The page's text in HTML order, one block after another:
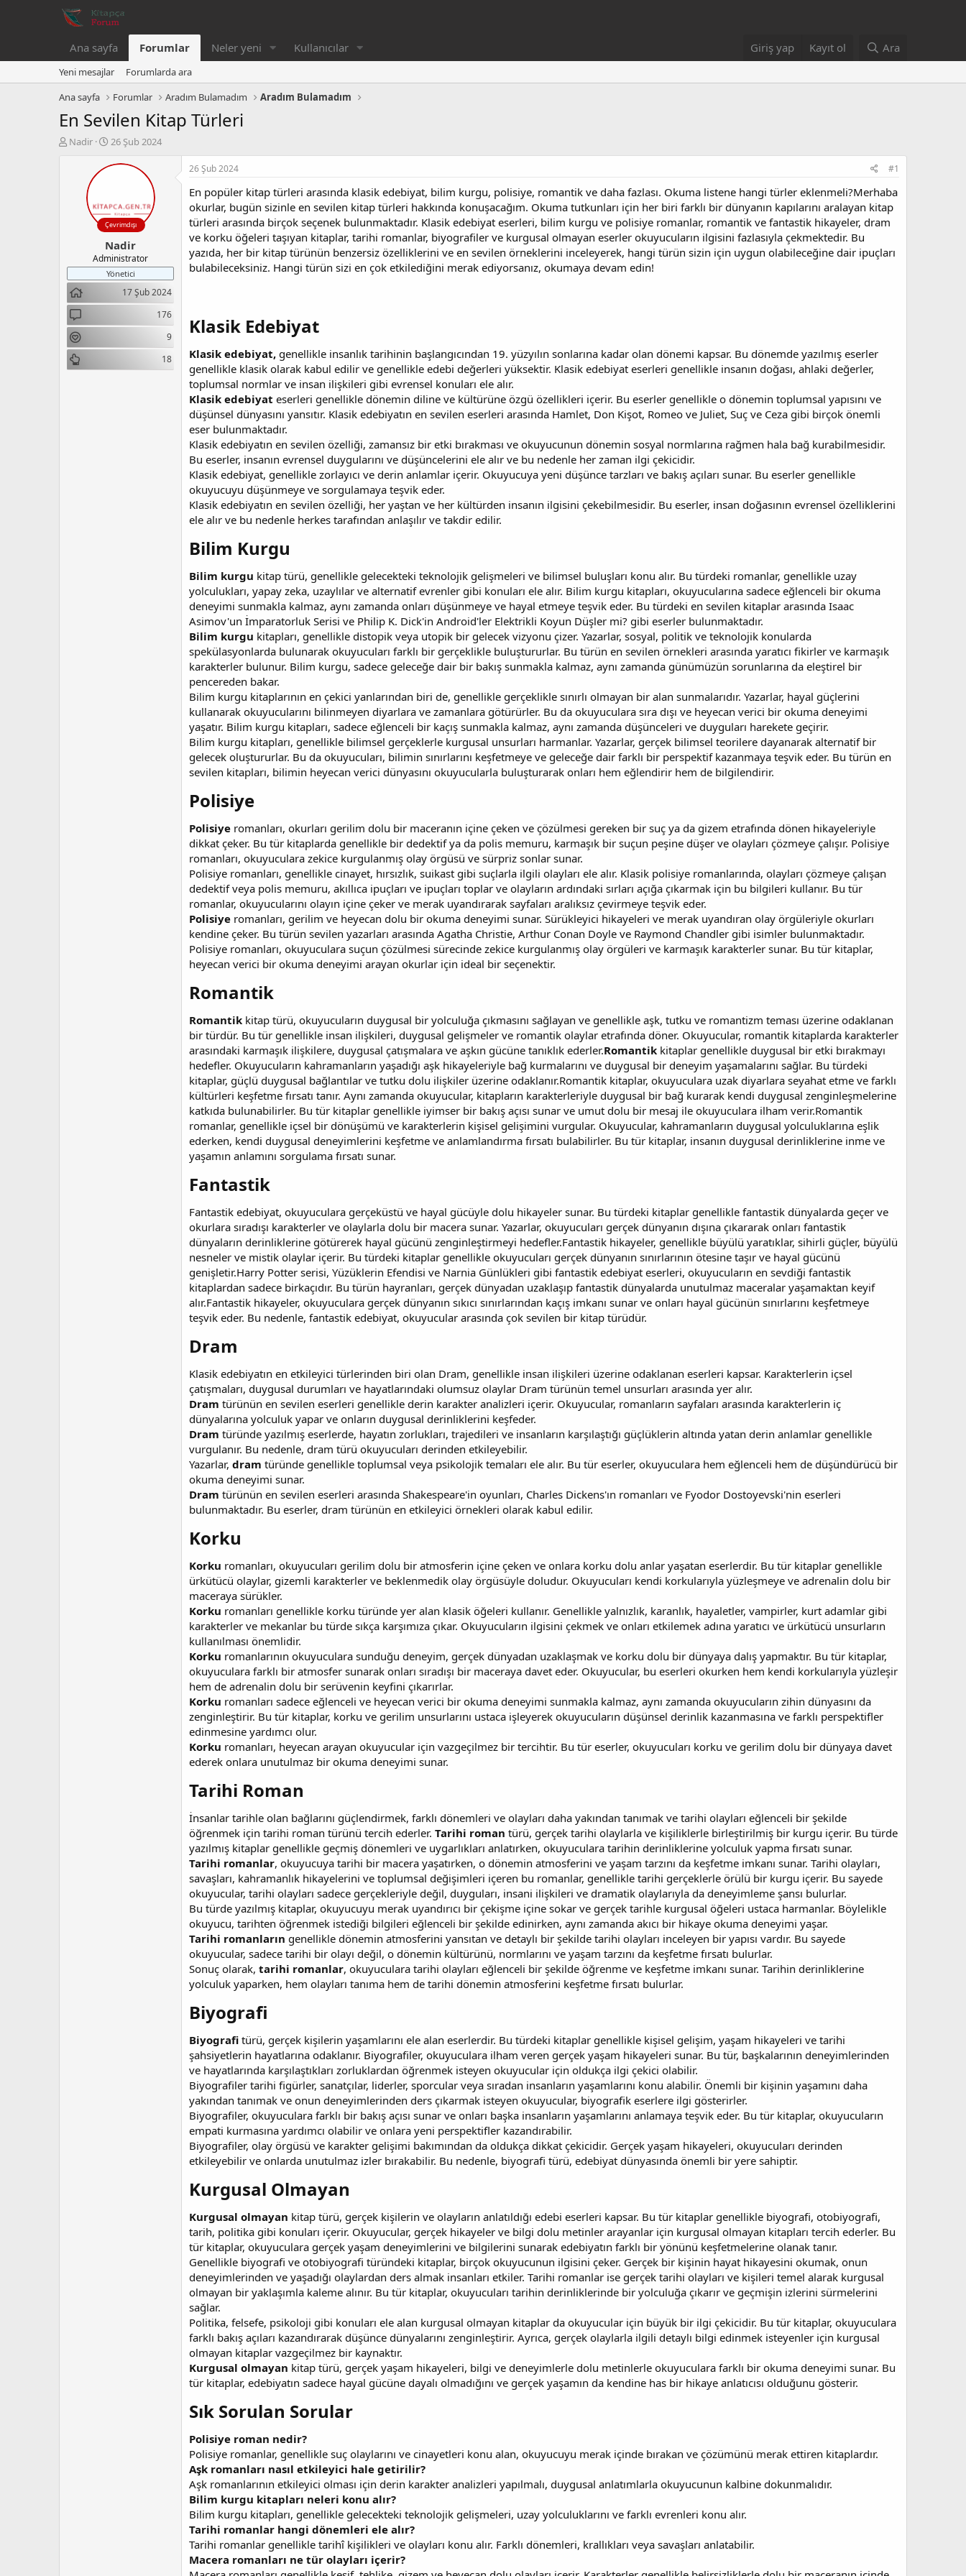
Ana sayfa Forumlar Neler yeni Kullanıcılar Giriş yap Kayıt ol Ara
Yeni mesajlar
Forumlarda ara
Ana sayfa
Forumlar Aradım Bulamadım Aradım Bulamadım
En Sevilen Kitap Türleri
K
l
a
t
a
n
Nadir
B
ş
n
g
ı
ç
t
a
r
h
i
26 Şub 2024
Çevrimdışı
Nadir
Administrator
Yönetici
17 Şub 2024
176
9
18
26 Şub 2024 #1
En popüler kitap türleri arasında klasik edebiyat, bilim kurgu, polisiye, romantik ve daha fazlası. Okuma listene hangi türler eklenmeli?Merhaba
okurlar, bugün sizinle en sevilen kitap türleri hakkında konuşacağım. Okuma tutkunları için her biri farklı bir dünyanın kapılarını aralayan kitap
türleri arasında birçok seçenek bulunmaktadır. Klasik edebiyat eserleri, bilim kurgu ve polisiye romanlar, romantik ve fantastik hikayeler, dram
ve korku öğeleri taşıyan kitaplar, tarihi romanlar, biyografiler ve kurgusal olmayan eserler okuyucuların ilgisini fazlasıyla çekmektedir. Bu
yazıda, her bir kitap türünün benzersiz özelliklerini ve en sevilen örneklerini inceleyerek, hangi türün sizin için uygun olabileceğine dair ipuçları
bulabileceksiniz. Hangi türün sizi en çok etkilediğini merak ediyorsanız, okumaya devam edin!
Klasik Edebiyat​
Klasik edebiyat, genellikle insanlık tarihinin başlangıcından 19. yüzyılın sonlarına kadar olan dönemi kapsar. Bu dönemde yazılmış eserler
genellikle klasik olarak kabul edilir ve genellikle edebi değerleri yüksektir. Klasik edebiyat eserleri genellikle insanın doğası, ahlaki değerler,
toplumsal normlar ve insan ilişkileri gibi evrensel konuları ele alır.
Klasik edebiyat eserleri genellikle dönemin diline ve kültürüne özgü özellikleri içerir. Bu eserler genellikle o dönemin toplumsal yapısını ve
düşünsel dünyasını yansıtır. Klasik edebiyatın en sevilen eserleri arasında Hamlet, Don Kişot, Romeo ve Juliet, Suç ve Ceza gibi birçok önemli
eser bulunmaktadır.
Klasik edebiyatın en sevilen özelliği, zamansız bir etki bırakması ve okuyucunun dönemin sosyal normlarına rağmen hala bağ kurabilmesidir.
Bu eserler, insanın evrensel duygularını ve düşüncelerini ele alır ve bu nedenle her zaman ilgi çekicidir.
Klasik edebiyat, genellikle zorlayıcı ve derin anlamlar içerir. Okuyucuya yeni düşünce tarzları ve bakış açıları sunar. Bu eserler genellikle
okuyucuyu düşünmeye ve sorgulamaya teşvik eder.
Klasik edebiyatın en sevilen özelliği, her yaştan ve her kültürden insanın ilgisini çekebilmesidir. Bu eserler, insan doğasının evrensel özelliklerini
ele alır ve bu nedenle herkes tarafından anlaşılır ve takdir edilir.
Bilim Kurgu​
Bilim kurgu kitap türü, genellikle gelecekteki teknolojik gelişmeleri ve bilimsel buluşları konu alır. Bu türdeki romanlar, genellikle uzay
yolculukları, yapay zeka, uzaylılar ve alternatif evrenler gibi konuları ele alır. Bilim kurgu kitapları, okuyucularına sadece eğlenceli bir okuma
deneyimi sunmakla kalmaz, aynı zamanda onları düşünmeye ve hayal etmeye teşvik eder. Bu türdeki en sevilen kitaplar arasında Isaac
Asimov'un İmparatorluk Serisi ve Philip K. Dick'in Android'ler Elektrikli Koyun Düşler mi? gibi eserler bulunmaktadır.
Bilim kurgu kitapları, genellikle distopik veya utopik bir gelecek vizyonu çizer. Yazarlar, sosyal, politik ve teknolojik konularda
spekülasyonlarda bulunarak okuyucuları farklı bir gerçeklikle buluştururlar. Bu türün en sevilen örnekleri arasında yaratıcı fikirler ve karmaşık
karakterler bulunur. Bilim kurgu, sadece geleceğe dair bir bakış sunmakla kalmaz, aynı zamanda günümüzün sorunlarına da eleştirel bir
pencereden bakar.
Bilim kurgu kitaplarının en çekici yanlarından biri de, genellikle gerçeklikle sınırlı olmayan bir alan sunmalarıdır. Yazarlar, hayal güçlerini
kullanarak okuyucularını bilinmeyen diyarlara ve zamanlara götürürler. Bu da okuyuculara sıra dışı ve heyecan verici bir okuma deneyimi
yaşatır. Bilim kurgu kitapları, sadece eğlenceli bir kaçış sunmakla kalmaz, aynı zamanda düşünceleri ve duyguları harekete geçirir.
Bilim kurgu kitapları, genellikle bilimsel gerçeklerle kurgusal unsurları harmanlar. Yazarlar, gerçek bilimsel teorilere dayanarak alternatif bir
gelecek oluştururlar. Bu da okuyucuları, bilimin sınırlarını keşfetmeye ve geleceğe dair farklı bir perspektif kazanmaya teşvik eder. Bu türün en
sevilen kitapları, bilimin heyecan verici dünyasını okuyucularla buluşturarak onları hem eğlendirir hem de bilgilendirir.
Polisiye​
Polisiye romanları, okurları gerilim dolu bir maceranın içine çeken ve çözülmesi gereken bir suç ya da gizem etrafında dönen hikayeleriyle
dikkat çeker. Bu tür kitaplarda genellikle bir dedektif ya da polis memuru, karmaşık bir suçun peşine düşer ve olayları çözmeye çalışır. Polisiye
romanları, okuyuculara zekice kurgulanmış olay örgüsü ve sürpriz sonlar sunar.
Polisiye romanları, genellikle cinayet, hırsızlık, suikast gibi suçlarla ilgili olayları ele alır. Klasik polisiye romanlarında, olayları çözmeye çalışan
dedektif veya polis memuru, akıllıca ipuçları ve ipuçları toplar ve olayların ardındaki sırları açığa çıkarmak için bu bilgileri kullanır. Bu tür
romanlar, okuyucularını olayın içine çeker ve merak uyandırarak sayfaları aralıksız çevirmeye teşvik eder.
Polisiye romanları, gerilim ve heyecan dolu bir okuma deneyimi sunar. Sürükleyici hikayeleri ve merak uyandıran olay örgüleriyle okurları
kendine çeker. Bu türün sevilen yazarları arasında Agatha Christie, Arthur Conan Doyle ve Raymond Chandler gibi isimler bulunmaktadır.
Polisiye romanları, okuyuculara suçun çözülmesi sürecinde zekice kurgulanmış olay örgüleri ve karmaşık karakterler sunar. Bu tür kitaplar,
heyecan verici bir okuma deneyimi arayan okurlar için ideal bir seçenektir.
Romantik​
Romantik kitap türü, okuyucuların duygusal bir yolculuğa çıkmasını sağlayan ve genellikle aşk, tutku ve romantizm teması üzerine odaklanan
bir türdür. Bu tür genellikle insan ilişkileri, duygusal gelişmeler ve romantik olaylar etrafında döner. Okuyucular, romantik kitaplarda karakterler
arasındaki karmaşık ilişkilere, duygusal çatışmalara ve aşkın gücüne tanıklık ederler.Romantik kitaplar genellikle duygusal bir etki bırakmayı
hedefler. Okuyucuların kahramanların yaşadığı aşk hikayeleriyle bağ kurmalarını ve duygusal bir deneyim yaşamalarını sağlar. Bu türdeki
kitaplar, güçlü duygusal bağlantılar ve tutku dolu ilişkiler üzerine odaklanır.Romantik kitaplar, okuyuculara uzak diyarlara seyahat etme ve farklı
kültürleri keşfetme fırsatı tanır. Aynı zamanda okuyucular, kitapların karakterleriyle duygusal bir bağ kurarak kendi duygusal zenginleşmelerine
katkıda bulunabilirler. Bu tür kitaplar genellikle iyimser bir bakış açısı sunar ve umut dolu bir mesaj ile okuyuculara ilham verir.Romantik
romanlar, genellikle içsel bir dönüşümü ve karakterlerin kişisel gelişimini vurgular. Okuyucular, kahramanların duygusal yolculuklarına eşlik
ederken, kendi duygusal deneyimlerini keşfetme ve anlamlandırma fırsatı bulabilirler. Bu tür kitaplar, insanın duygusal derinliklerine inme ve
yaşamın anlamını sorgulama fırsatı sunar.
Fantastik​
Fantastik edebiyat, okuyuculara gerçeküstü ve hayal gücüyle dolu hikayeler sunar. Bu türdeki kitaplar genellikle fantastik dünyalarda geçer ve
okurlara sıradışı karakterler ve olaylarla dolu bir macera sunar. Yazarlar, okuyucuları gerçek dünyanın dışına çıkararak onları fantastik
dünyaların derinliklerine götürerek hayal gücünü zenginleştirmeyi hedefler.Fantastik hikayeler, genellikle büyülü yaratıklar, sihirli güçler, büyülü
nesneler ve mistik olaylar içerir. Bu türdeki kitaplar genellikle okuyucuları gerçek dünyanın sınırlarının ötesine taşır ve hayal gücünü
genişletir.Harry Potter serisi, Yüzüklerin Efendisi ve Narnia Günlükleri gibi fantastik edebiyat eserleri, okuyucuların en sevdiği fantastik
kitaplardan sadece birkaçıdır. Bu türün hayranları, gerçek dünyadan uzaklaşıp fantastik dünyalarda unutulmaz maceralar yaşamaktan keyif
alır.Fantastik hikayeler, okuyuculara gerçek dünyanın sıkıcı sınırlarından kaçış imkanı sunar ve onları hayal gücünün sınırlarını keşfetmeye
teşvik eder. Bu nedenle, fantastik edebiyat, okuyucular arasında çok sevilen bir kitap türüdür.
Dram​
Klasik edebiyatın en etkileyici türlerinden biri olan Dram, genellikle insan ilişkileri üzerine odaklanan eserleri kapsar. Karakterlerin içsel
çatışmaları, duygusal durumları ve hayatlarındaki olumsuz olaylar Dram türünün temel unsurları arasında yer alır.
Dram türünün en sevilen eserleri genellikle derin karakter analizleri içerir. Okuyucular, romanların sayfaları arasında karakterlerin iç
dünyalarına yolculuk yapar ve onların duygusal derinliklerini keşfeder.
Dram türünde yazılmış eserlerde, hayatın zorlukları, trajedileri ve insanların karşılaştığı güçlüklerin altında yatan derin anlamlar genellikle
vurgulanır. Bu nedenle, dram türü okuyucuları derinden etkileyebilir.
Yazarlar, dram türünde genellikle toplumsal veya psikolojik temaları ele alır. Bu tür eserler, okuyuculara hem eğlenceli hem de düşündürücü bir
okuma deneyimi sunar.
Dram türünün en sevilen eserleri arasında Shakespeare'in oyunları, Charles Dickens'ın romanları ve Fyodor Dostoyevski'nin eserleri
bulunmaktadır. Bu eserler, dram türünün en etkileyici örnekleri olarak kabul edilir.
Korku​
Korku romanları, okuyucuları gerilim dolu bir atmosferin içine çeken ve onlara korku dolu anlar yaşatan eserlerdir. Bu tür kitaplar genellikle
ürkütücü olaylar, gizemli karakterler ve beklenmedik olay örgüsüyle doludur. Okuyucuları kendi korkularıyla yüzleşmeye ve adrenalin dolu bir
maceraya sürükler.
Korku romanları genellikle korku türünde yer alan klasik öğeleri kullanır. Genellikle yalnızlık, karanlık, hayaletler, vampirler, kurt adamlar gibi
karakterler ve mekanlar bu türde sıkça karşımıza çıkar. Okuyucuların ilgisini çekmek ve onları etkilemek adına yaratıcı ve ürkütücü unsurların
kullanılması önemlidir.
Korku romanlarının okuyuculara sunduğu deneyim, gerçek dünyadan uzaklaşmak ve korku dolu bir dünyaya dalış yapmaktır. Bu tür kitaplar,
okuyuculara farklı bir atmosfer sunarak onları sıradışı bir maceraya davet eder. Okuyucular, bu eserleri okurken hem kendi korkularıyla yüzleşir
hem de adrenalin dolu bir serüvenin keyfini çıkarırlar.
Korku romanları sadece eğlenceli ve heyecan verici bir okuma deneyimi sunmakla kalmaz, aynı zamanda okuyucuların zihin dünyasını da
zenginleştirir. Bu tür kitaplar, korku ve gerilim unsurlarını ustaca işleyerek okuyucuların düşünsel derinlik kazanmasına ve farklı perspektifler
edinmesine yardımcı olur.
Korku romanları, heyecan arayan okuyucular için vazgeçilmez bir tercihtir. Bu tür eserler, okuyucuları korku ve gerilim dolu bir dünyaya davet
ederek onlara unutulmaz bir okuma deneyimi sunar.
Tarihi Roman​
İnsanlar tarihle olan bağlarını güçlendirmek, farklı dönemleri ve olayları daha yakından tanımak ve tarihi olayları eğlenceli bir şekilde
öğrenmek için tarihi roman türünü tercih ederler. Tarihi roman türü, gerçek tarihi olaylarla ve kişiliklerle birleştirilmiş bir kurgu içerir. Bu türde
yazılmış kitaplar genellikle geçmiş dönemleri ve uygarlıkları anlatırken, okuyuculara tarihin derinliklerine yolculuk yapma fırsatı sunar.
Tarihi romanlar, okuyucuya tarihi bir macera yaşatırken, o dönemin atmosferini ve yaşam tarzını da keşfetme imkanı sunar. Tarihi olayları,
savaşları, kahramanlık hikayelerini ve toplumsal değişimleri içeren bu romanlar, genellikle tarihi gerçeklerle örülü bir kurgu içerir. Bu sayede
okuyucular, tarihi olayları sadece gerçekleriyle değil, duyguları, insani ilişkileri ve dramatik olaylarıyla da deneyimleme şansı bulurlar.
Bu türde yazılmış kitaplar, okuyucuyu merak uyandırıcı bir çekişme içine sokar ve gerçek tarihle kurgusal öğeleri ustaca harmanlar. Böylelikle
okuyucu, tarihten öğrenmek istediği bilgileri eğlenceli bir şekilde edinirken, aynı zamanda akıcı bir hikaye okuma deneyimi yaşar.
Tarihi romanların genellikle dönemin atmosferini yansıtan ve detaylı bir şekilde tarihi olayları inceleyen bir yapısı vardır. Bu sayede
okuyucular, sadece tarihi bir olayı değil, o dönemin kültürünü, normlarını ve yaşam tarzını da keşfetme fırsatı bulurlar.
Sonuç olarak, tarihi romanlar, okuyuculara tarihi olayları eğlenceli bir şekilde öğrenme ve keşfetme imkanı sunar. Tarihin derinliklerine
yolculuk yaparken, hem olayları tanıma hem de tarihi dönemin atmosferini keşfetme fırsatı bulurlar.
Biyografi​
Biyografi türü, gerçek kişilerin yaşamlarını ele alan eserlerdir. Bu türdeki kitaplar genellikle kişisel gelişim, yaşam hikayeleri ve tarihi
şahsiyetlerin hayatlarına odaklanır. Biyografiler, okuyuculara ilham veren gerçek yaşam hikayeleri sunar. Bu tür, başkalarının deneyimlerinden
ve hayatlarında karşılaştıkları zorluklardan öğrenmek isteyen okuyucular için oldukça ilgi çekici olabilir.
Biyografiler tarihi figürler, sanatçılar, liderler, sporcular veya sıradan insanların yaşamlarını konu alabilir. Önemli bir kişinin yaşamını daha
yakından tanımak ve onun deneyimlerinden ders çıkarmak isteyen okuyucular, biyografik eserlere ilgi gösterirler.
Biyografiler, okuyuculara farklı bir bakış açısı sunar ve onları başka insanların yaşamlarını anlamaya teşvik eder. Bu tür kitaplar, okuyucuların
empati kurmasına yardımcı olabilir ve onlara yeni perspektifler kazandırabilir.
Biyografiler, olay örgüsü ve karakter gelişimi bakımından da oldukça dikkat çekicidir. Gerçek yaşam hikayeleri, okuyucuları derinden
etkileyebilir ve onlarda unutulmaz izler bırakabilir. Bu nedenle, biyografi türü, edebiyat dünyasında önemli bir yere sahiptir.
Kurgusal Olmayan​
Kurgusal olmayan kitap türü, gerçek kişilerin ve olayların anlatıldığı edebi eserleri kapsar. Bu tür kitaplar genellikle biyografi, otobiyografi,
tarih, politika gibi konuları içerir. Okuyucular, gerçek hikayeler ve bilgi dolu metinler arayanlar için kurgusal olmayan kitapları tercih ederler. Bu
tür kitaplar, okuyuculara gerçek yaşam deneyimlerini ve bilgilerini sunarak edebiyatın farklı bir yönünü keşfetmelerine olanak tanır.
Genellikle biyografi ve otobiyografi türündeki kitaplar, birçok okuyucunun ilgisini çeker. Gerçek bir kişinin hayat hikayesini okumak, onun
deneyimlerinden ve yaşadığı olaylardan ders almak insanları etkiler. Tarihi romanlar ise gerçek tarihi olayları ve kişileri temel alarak kurgusal
olmayan bir yaklaşımla kaleme alınır. Bu tür kitaplar, okuyucuları tarihin derinliklerinde bir yolculuğa çıkarır ve geçmişin izlerini sürmelerini
sağlar.
Politika, felsefe, psikoloji gibi konuları ele alan kurgusal olmayan kitaplar da okuyucular için büyük bir ilgi çekicidir. Bu tür kitaplar, okuyuculara
farklı bakış açıları kazandırarak düşünce dünyalarını zenginleştirir. Ayrıca, gerçek olaylarla ilgili detaylı bilgi edinmek isteyenler için kurgusal
olmayan kitaplar vazgeçilmez bir kaynaktır.
Kurgusal olmayan kitap türü, gerçek yaşam hikayeleri, bilgi ve deneyimlerle dolu metinlerle okuyuculara farklı bir okuma deneyimi sunar. Bu
tür kitaplar, edebiyatın sadece hayal gücüne dayalı olmadığını ve gerçek yaşamın da kendine has bir hikaye anlatıcısı olduğunu gösterir.
Sık Sorulan Sorular​
Polisiye roman nedir?
Polisiye romanlar, genellikle suç olaylarını ve cinayetleri konu alan, okuyucuyu merak içinde bırakan ve çözümünü merak ettiren kitaplardır.
Aşk romanları nasıl etkileyici hale getirilir?
Aşk romanlarının etkileyici olması için derin karakter analizleri yapılmalı, duygusal anlatımlarla okuyucunun kalbine dokunmalıdır.
Bilim kurgu kitapları neleri konu alır?
Bilim kurgu kitapları, genellikle gelecekteki teknolojik gelişmeleri, uzay yolculuklarını ve farklı evrenleri konu alır.
Tarihi romanlar hangi dönemleri ele alır?
Tarihi romanlar genellikle tarihî kişilikleri ve olayları konu alır. Farklı dönemleri, krallıkları veya savaşları anlatabilir.
Macera romanları ne tür olayları içerir?